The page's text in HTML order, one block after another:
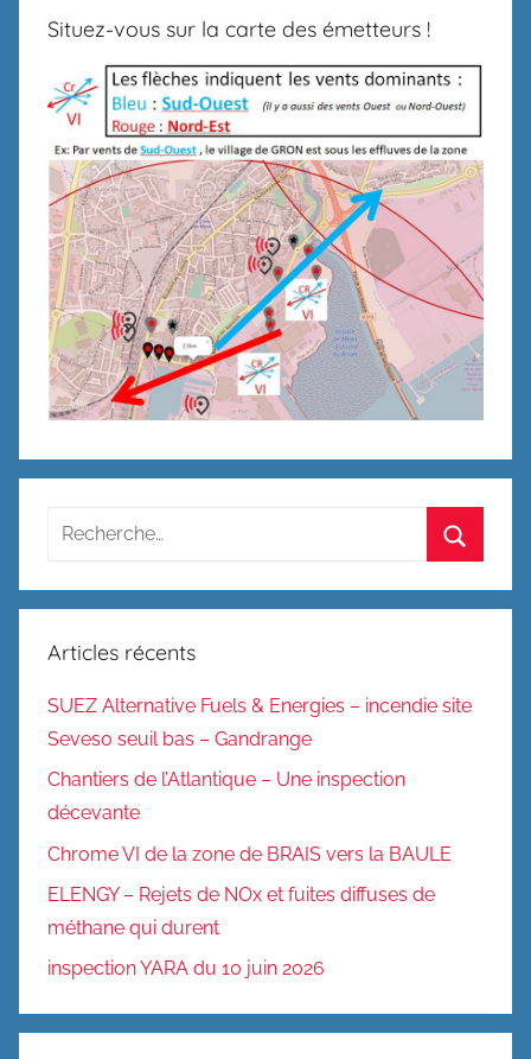
Situez-vous sur la carte des émetteurs !
Recherche
:
Articles récents
SUEZ Alternative Fuels & Energies – incendie site
Seveso seuil bas – Gandrange
Chantiers de l’Atlantique – Une inspection
décevante
Chrome VI de la zone de BRAIS vers la BAULE
ELENGY – Rejets de NOx et fuites diffuses de
méthane qui durent
inspection YARA du 10 juin 2026